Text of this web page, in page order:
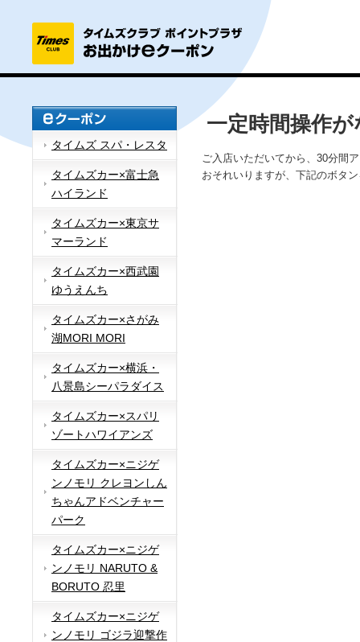
タイムズ スパ・レスタ
タイムズカー×富士急
ハイランド
タイムズカー×東京サ
マーランド
タイムズカー×西武園
ゆうえんち
タイムズカー×さがみ
湖MORI MORI
タイムズカー×横浜・
八景島シーパラダイス
タイムズカー×スパリ
ゾートハワイアンズ
タイムズカー×ニジゲ
ンノモリ クレヨンしん
ちゃんアドベンチャー
パーク
タイムズカー×ニジゲ
ンノモリ NARUTO &
BORUTO 忍里
タイムズカー×ニジゲ
ンノモリ ゴジラ迎撃作
一定時間操作
ご入店いただいてから、30分間
おそれいりますが、下記のボタ